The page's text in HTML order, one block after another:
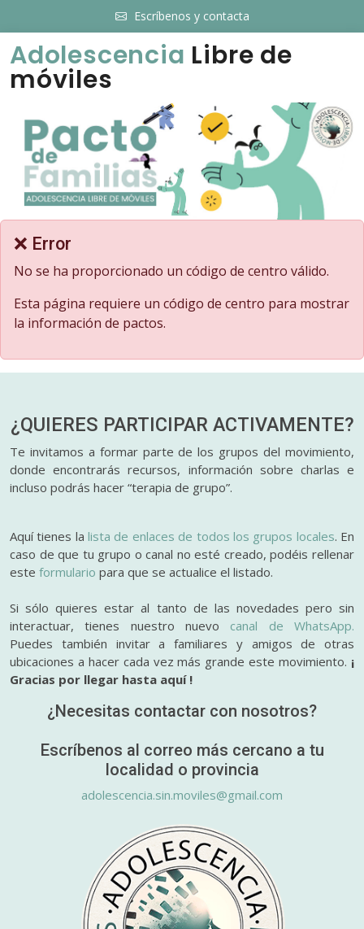
Escríbenos y contacta
Adolescencia Libre de
móviles
❌ Error
No se ha proporcionado un código de centro válido.
Esta página requiere un código de centro para mostrar
la información de pactos.
¿QUIERES PARTICIPAR ACTIVAMENTE?
Te invitamos a formar parte de los grupos del movimiento,
donde encontrarás recursos, información sobre charlas e
incluso podrás hacer “terapia de grupo”.
Aquí tienes lalista de enlaces de todos los grupos locales. En
caso de que tu grupo o canal no esté creado, podéis rellenar
este formulario para que se actualice el listado.
Si sólo quieres estar al tanto de las novedades pero sin
interactuar, tienes nuestro nuevo canal de WhatsApp.
Puedes también invitar a familiares y amigos de otras
ubicaciones a hacer cada vez más grande este movimiento. ¡
Gracias por llegar hasta aquí !
¿Necesitas contactar con nosotros?
Escríbenos al correo más cercano a tu
localidad o provincia
adolescencia.sin.moviles@gmail.com